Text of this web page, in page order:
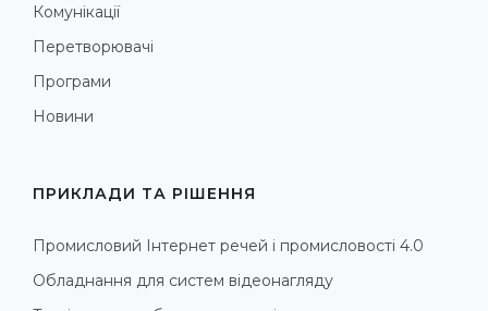
Комунікації
Перетворювачі
Програми
Новини
ПРИКЛАДИ ТА РІШЕННЯ
Промисловий Інтернет речей і промисловості 4.0
Обладнання для систем відеонагляду